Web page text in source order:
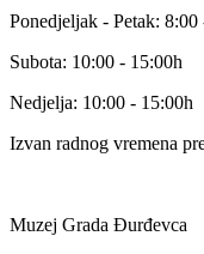
Ponedjeljak - Petak: 8:00
Subota: 10:00 - 15:00h
Nedjelja: 10:00 - 15:00h
Izvan radnog vremena
Muzej Grada Đurđevca